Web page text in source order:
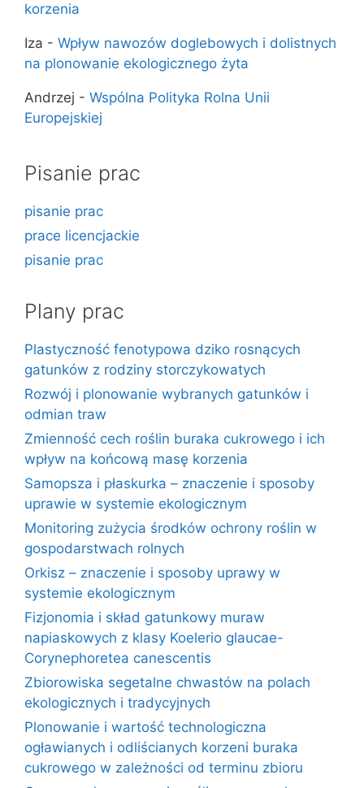
korzenia
Iza - Wpływ nawozów doglebowych i dolistnych
na plonowanie ekologicznego żyta
Andrzej - Wspólna Polityka Rolna Unii
Europejskiej
Pisanie prac
pisanie prac
prace licencjackie
pisanie prac
Plany prac
Plastyczność fenotypowa dziko rosnących
gatunków z rodziny storczykowatych
Rozwój i plonowanie wybranych gatunków i
odmian traw
Zmienność cech roślin buraka cukrowego i ich
wpływ na końcową masę korzenia
Samopsza i płaskurka – znaczenie i sposoby
uprawie w systemie ekologicznym
Monitoring zużycia środków ochrony roślin w
gospodarstwach rolnych
Orkisz – znaczenie i sposoby uprawy w
systemie ekologicznym
Fizjonomia i skład gatunkowy muraw
napiaskowych z klasy Koelerio glaucae-
Corynephoretea canescentis
Zbiorowiska segetalne chwastów na polach
ekologicznych i tradycyjnych
Plonowanie i wartość technologiczna
ogławianych i odliścianych korzeni buraka
cukrowego w zależności od terminu zbioru